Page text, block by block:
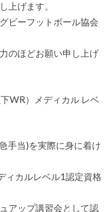
上げます。
ビーフットボール協会
のほどお願い申し上げ
WR）メディカル レベ
手当)を実際に身に着け
ィカルレベル1認定資格
アップ講習会として認